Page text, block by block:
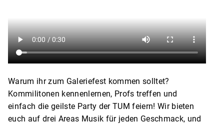
Warum ihr zum Galeriefest kommen solltet?
Kommilitonen kennenlernen, Profs treffen und
einfach die geilste Party der TUM feiern! Wir bieten
euch auf drei Areas Musik für jeden Geschmack, und